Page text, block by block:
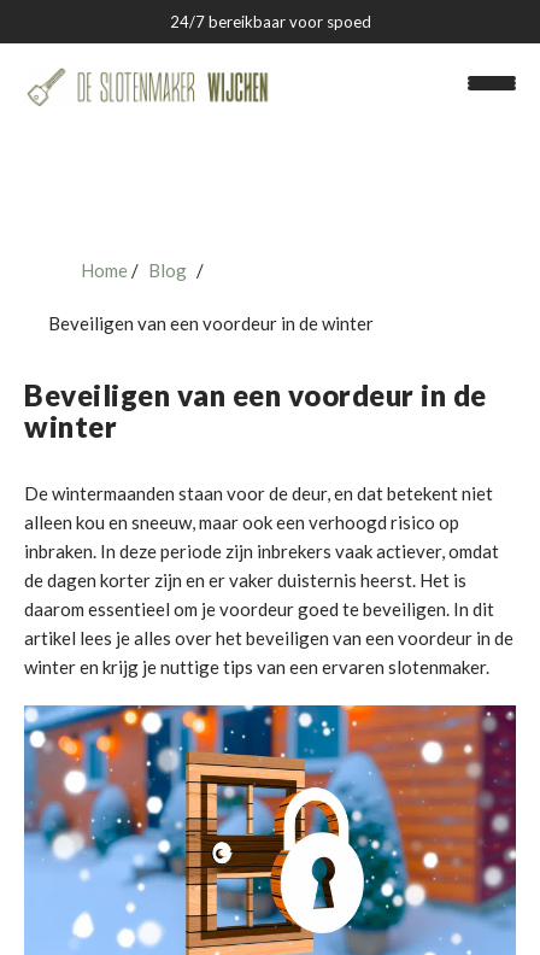
24/7 bereikbaar voor spoed
Slotenmaker Wijchen
Over ons
Blog
Home Blog
Beveiligen van een voordeur in de winter
Beveiligen van een voordeur in de
winter
De wintermaanden staan voor de deur, en dat betekent niet
alleen kou en sneeuw, maar ook een verhoogd risico op
inbraken. In deze periode zijn inbrekers vaak actiever, omdat
de dagen korter zijn en er vaker duisternis heerst. Het is
daarom essentieel om je voordeur goed te beveiligen. In dit
artikel lees je alles over het beveiligen van een voordeur in de
winter en krijg je nuttige tips van een ervaren slotenmaker.